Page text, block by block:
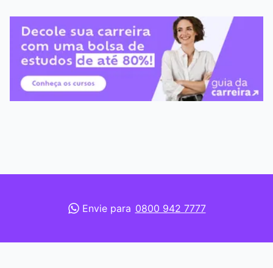
Envie para 0800 942 7777